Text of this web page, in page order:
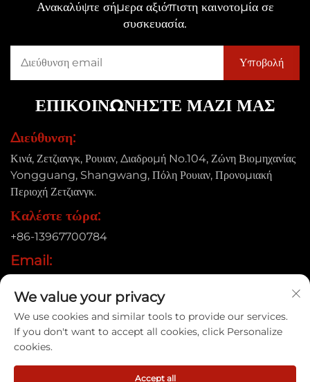
Ανακαλύψτε σήμερα αξιόπιστη καινοτομία σε
συσκευασία.
ΕΠΙΚΟΙΝΩΝΗΣΤΕ ΜΑΖΙ ΜΑΣ
Διεύθυνση:
Κινά, Ζετζιανγκ, Ρουιαν, Διαδρομή No.104, Ζώνη Βιομηχανίας
Yongguang, Shangwang, Πόλη Ρουιαν, Προνομιακή
Περιοχή Ζετζιανγκ.
Καλέστε τώρα:
+86-13967700784
Email:
Δικαιώματα πνευματικής ιδιοκτησίας © 2025 Ruian Xinye
Packaging Machine Co., Ltd |
We value your privacy
We use cookies and similar tools to provide our services.
If you don't want to accept all cookies, click Personalize
cookies.
Accept all